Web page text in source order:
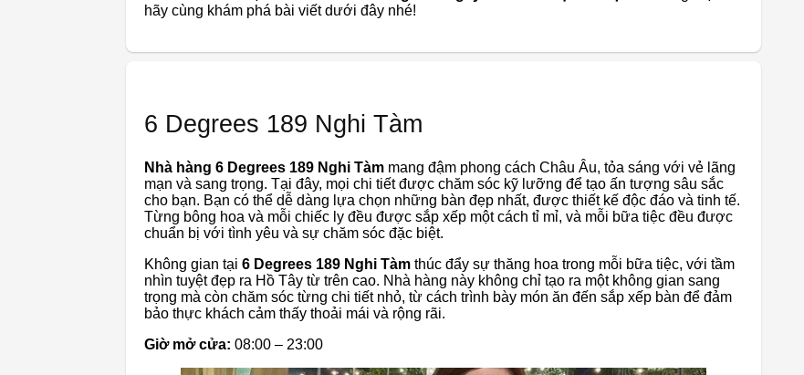
hãy cùng khám phá bài viết dưới đây nhé!
6 Degrees 189 Nghi Tàm
Nhà hàng 6 Degrees 189 Nghi Tàm mang đậm phong cách Châu Âu, tỏa sáng với vẻ lãng
mạn và sang trọng. Tại đây, mọi chi tiết được chăm sóc kỹ lưỡng để tạo ấn tượng sâu sắc
cho bạn. Bạn có thể dễ dàng lựa chọn những bàn đẹp nhất, được thiết kế độc đáo và tinh tế.
Từng bông hoa và mỗi chiếc ly đều được sắp xếp một cách tỉ mỉ, và mỗi bữa tiệc đều được
chuẩn bị với tình yêu và sự chăm sóc đặc biệt.
Không gian tại 6 Degrees 189 Nghi Tàm thúc đẩy sự thăng hoa trong mỗi bữa tiệc, với tầm
nhìn tuyệt đẹp ra Hồ Tây từ trên cao. Nhà hàng này không chỉ tạo ra một không gian sang
trọng mà còn chăm sóc từng chi tiết nhỏ, từ cách trình bày món ăn đến sắp xếp bàn để đảm
bảo thực khách cảm thấy thoải mái và rộng rãi.
Giờ mở cửa: 08:00 – 23:00